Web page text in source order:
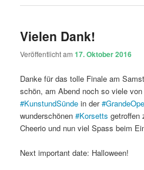
Vielen Dank!
Veröffentlicht am17. Oktober 2016
Danke für das tolle Finale am
schön, am Abend noch so viele
#KunstundSünde in der#
wunderschönen #Korsetts getroffen
Cheerio und nun viel Spass beim
Next important date: Halloween!